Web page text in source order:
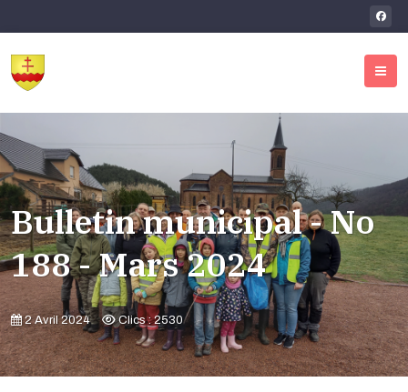
Bulletin municipal - No
188 - Mars 2024
2 Avril 2024 Clics : 2530